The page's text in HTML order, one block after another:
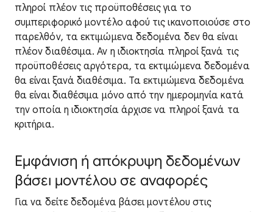
πληροί πλέον τις προϋποθέσεις για το
συμπεριφορικό μοντέλο αφού τις ικανοποιούσε στο
παρελθόν, τα εκτιμώμενα δεδομένα δεν θα είναι
πλέον διαθέσιμα. Αν η ιδιοκτησία πληροί ξανά τις
προϋποθέσεις αργότερα, τα εκτιμώμενα δεδομένα
θα είναι ξανά διαθέσιμα. Τα εκτιμώμενα δεδομένα
θα είναι διαθέσιμα μόνο από την ημερομηνία κατά
την οποία η ιδιοκτησία άρχισε να πληροί ξανά τα
κριτήρια.
Εμφάνιση ή απόκρυψη δεδομένων
βάσει μοντέλου σε αναφορές
Για να δείτε δεδομένα βάσει μοντέλου στις